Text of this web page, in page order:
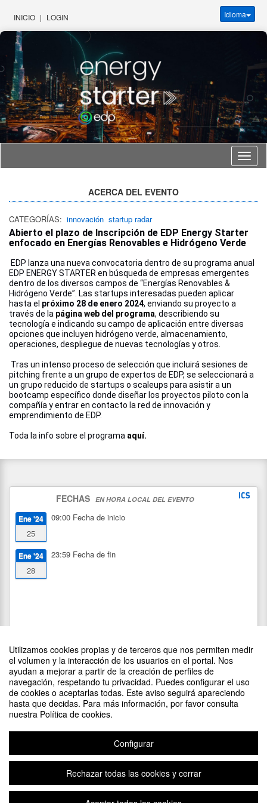
Utilizamos cookies propias y de terceros que nos permiten medir
el volumen y la interacción de los usuarios en el portal. Nos
ayudan a mejorar a partir de la creación de perfiles de
navegación, respetando tu privacidad. Puedes configurar el uso
de cookies o aceptarlas todas. Este aviso seguirá apareciendo
hasta que decidas. Para más información, por favor consulta
nuestra Política de cookies.
Configurar
Rechazar todas las cookies y cerrar
INICIO | LOGIN Idioma
Idioma
ACERCA DEL EVENTO
CATEGORÍAS: innovación startup radar
Abierto el plazo de Inscripción de EDP Energy Starter
enfocado en Energías Renovables e Hidrógeno Verde
EDP lanza una nueva convocatoria dentro de su programa anual
EDP ENERGY STARTER en búsqueda de empresas emergentes
dentro de los diversos campos de “Energías Renovables &
Hidrógeno Verde”. Las startups interesadas pueden aplicar
hasta el próximo 28 de enero 2024, enviando su proyecto a
través de la página web del programa, describiendo su
tecnología e indicando su campo de aplicación entre diversas
opciones que incluyen hidrógeno verde, almacenamiento,
operaciones, despliegue de nuevas tecnologías y otros.
Tras un intenso proceso de selección que incluirá sesiones de
pitching frente a un grupo de expertos de EDP, se seleccionará a
un grupo reducido de startups o scaleups para asistir a un
bootcamp específico donde diseñar los proyectos piloto con la
compañía y entrar en contacto la red de innovación y
emprendimiento de EDP.
Toda la info sobre el programa aquí.
FECHAS EN HORA LOCAL DEL EVENTO
Ene '24
25
09:00 Fecha de inicio
Ene '24
28
23:59 Fecha de fin
DIFUNDE TU EVENTO PONIENDO EL SIGUIENTE CÓDIGO
EN TU SITIO